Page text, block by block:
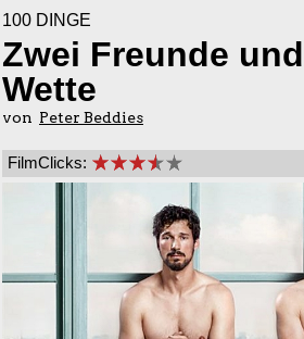
100 DINGE
Zwei Freunde
Wette
von Peter Beddies
FilmClicks: